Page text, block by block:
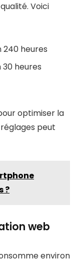
Voici
240 heures
heures
optimiser la
peut
?
web
environ